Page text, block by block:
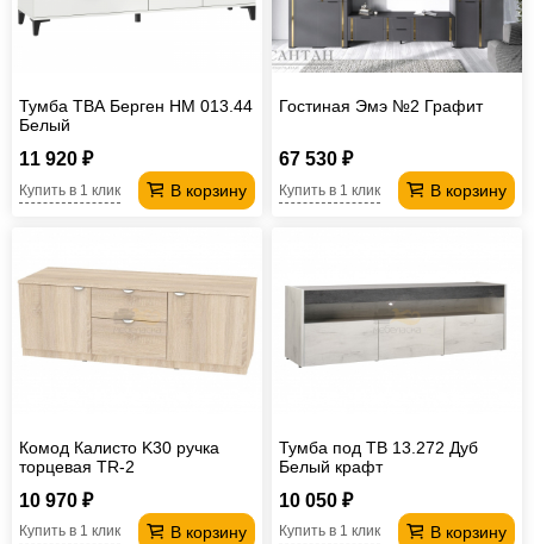
Тумба ТВА Берген НМ 013.44
Белый
11 920 ₽
В корзину
Купить в 1 клик
Гостиная Эмэ №2 Графит
67 530 ₽
В корзину
Купить в 1 клик
Комод Калисто K30 ручка
торцевая TR-2
10 970 ₽
В корзину
Купить в 1 клик
Тумба под ТВ 13.272 Дуб
Белый крафт
10 050 ₽
В корзину
Купить в 1 клик